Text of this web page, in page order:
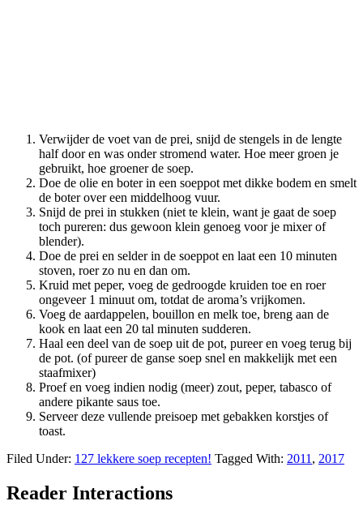
Verwijder de voet van de prei, snijd de stengels in de lengte
half door en was onder stromend water. Hoe meer groen je
gebruikt, hoe groener de soep.
Doe de olie en boter in een soeppot met dikke bodem en smelt
de boter over een middelhoog vuur.
Snijd de prei in stukken (niet te klein, want je gaat de soep
toch pureren: dus gewoon klein genoeg voor je mixer of
blender).
Doe de prei en selder in de soeppot en laat een 10 minuten
stoven, roer zo nu en dan om.
Kruid met peper, voeg de gedroogde kruiden toe en roer
ongeveer 1 minuut om, totdat de aroma’s vrijkomen.
Voeg de aardappelen, bouillon en melk toe, breng aan de
kook en laat een 20 tal minuten sudderen.
Haal een deel van de soep uit de pot, pureer en voeg terug bij
de pot. (of pureer de ganse soep snel en makkelijk met een
staafmixer)
Proef en voeg indien nodig (meer) zout, peper, tabasco of
andere pikante saus toe.
Serveer deze vullende preisoep met gebakken korstjes of
toast.
Filed Under: 127 lekkere soep recepten! Tagged With: 2011, 2017
Reader Interactions